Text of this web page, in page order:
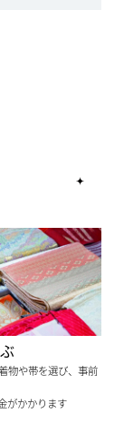
物や帯を選び、事前
がかかります